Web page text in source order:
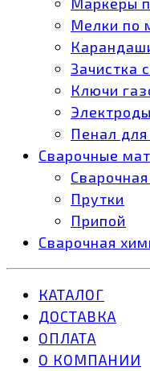
Мелки по
Зачистка
Ключи
Электроды
Пенал
Сварочные
Прутки
Припой
Сварочная
КАТАЛОГ
ДОСТАВКА
ОПЛАТА
О КОМПАНИИ